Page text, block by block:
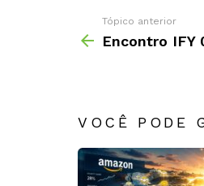
Tópico anterior
Encontro IFY
VOCÊ PODE